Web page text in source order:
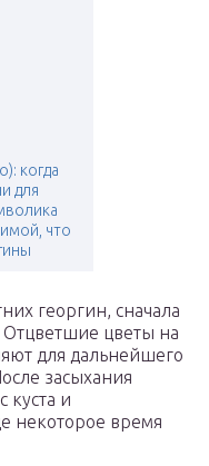
когда
для
что
георгин, сначала
цветы на
для дальнейшего
засыхания
куста и
некоторое время